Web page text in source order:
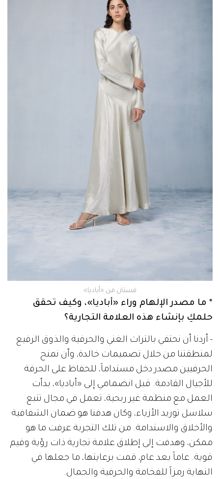
فستان من «أباديا»
* ما مصدر الإلهام وراء «أباديا»، وكيف تحقق
حلمكِ بإنشاء هذه العلامة التجارية؟
- أردنا أن نحتفي بالتراث الغني والحرفية والذوق الرفيع
لمنطقتنا من خلال تصميمات خالدة، وأن نمنح
الحرفيين مصدر دخل مستداماً، للحفاظ على الحرفة
للأجيال القادمة. قبل انضمامي إلى «أباديا»، بدأت
العمل مع منظمة غير ربحية، تعمل في مجال تتبع
سلاسل توريد الأزياء، وكان هدفنا هو ضمان الشفافية
والأخلاق والاستدامة. من تلك التجربة عرفت ما هو
ممكن، وهدفت إلى إطلاق علامة تجارية ذات رؤية وقيم
قوية. عاماً بعد عام، قمت برعايتها، ما جعلها في
النهاية رمزاً للفخامة والحرفية والجمال.